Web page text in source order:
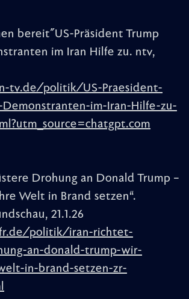
bereit"US-Präsident Trump
im Iran Hilfe zu. ntv,
tv.de/politik/US-Praesident-
Demonstranten-im-Iran-Hilfe-zu-
Drohung an Donald Trump –
Welt in Brand setzen“.
21.1.26
politik/iran-richtet-
an-donald-trump-wir-
in-brand-setzen-zr-